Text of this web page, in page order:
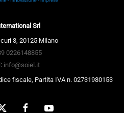
Srl
3, 20125 Milano
0226148855
info@soiel.it
fiscale, Partita IVA n. 02731980153